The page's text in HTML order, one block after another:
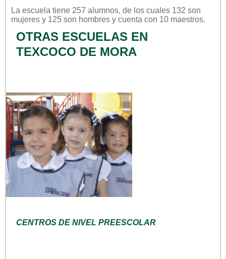
La escuela tiene 257 alumnos, de los cuales 132 son
mujeres y 125 son hombres y cuenta con 10 maestros.
OTRAS ESCUELAS EN
TEXCOCO DE MORA
CENTROS DE NIVEL PREESCOLAR